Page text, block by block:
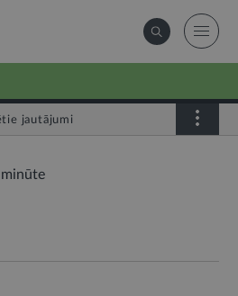
jautājumi
minūte